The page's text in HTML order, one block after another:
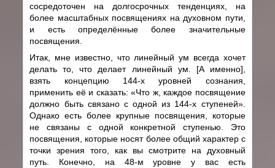
сосредоточен на долгосрочных тенденциях, на
более масштабных посвящениях на духовном пути,
и есть определённые более значительные
посвящения.
Итак, мне известно, что линейный ум всегда хочет
делать то, что делает линейный ум. [А именно],
взять концепцию 144-х уровней сознания,
применить её и сказать: «Что ж, каждое посвящение
должно быть связано с одной из 144-х ступеней».
Однако есть более крупные посвящения, которые
не связаны с одной конкретной ступенью. Это
посвящения, которые носят более общий характер с
точки зрения того, как вы смотрите на духовный
путь. Конечно, на 48-м уровне у вас есть